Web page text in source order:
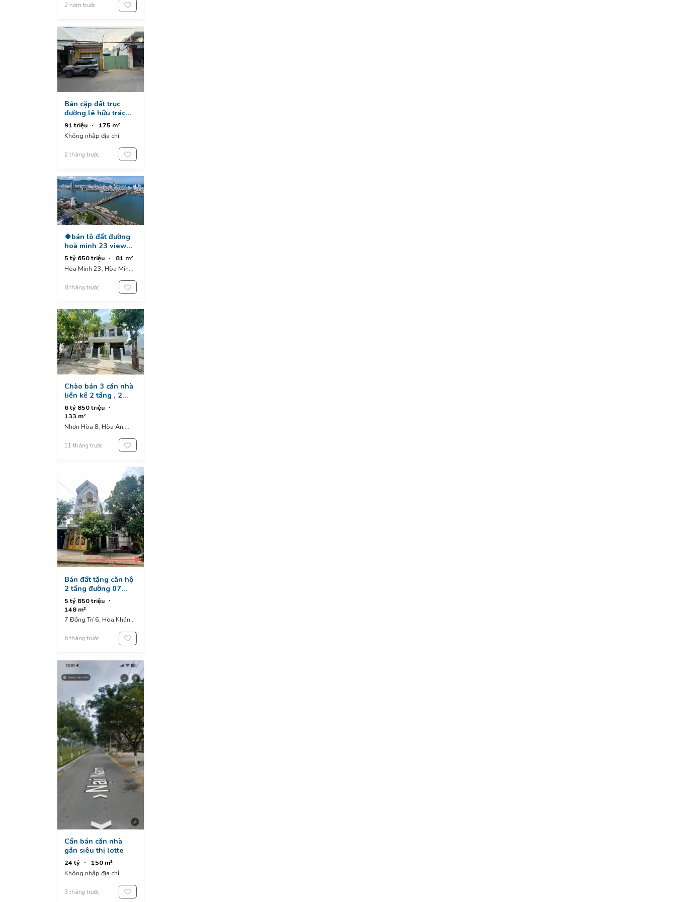
City, Hoa Hai, Ngũ Hành
Sơn, Da Nang, Vietnam
2 năm trước
Bán cặp đất trục
đường lê hữu trác
thông nguyễn văn
thoại - cách biển mỹ
khê vài phút đi xe
91 triệu
175 m²
Không nhập địa chỉ
2 tháng trước
🍀bán lô đất đường
hoà minh 23 view
trung tâm thương
mại. lên số nhà 08
5 tỷ 650 triệu
81 m²
Hòa Minh 23, Hòa Minh,
Vietnam
8 tháng trước
Chào bán 3 căn nhà
liền kề 2 tầng , 2
mặt tiền đường nhơn
hoà 8
6 tỷ 850 triệu
133 m²
Nhơn Hòa 8, Hòa An,
Nang, Vietnam
11 tháng trước
Bán đất tặng căn hộ
2 tầng đường 07
đồng trí 6
5 tỷ 850 triệu
148 m²
7 Đồng Trí 6, Hòa Khánh
Nang, Vietnam
6 tháng trước
Cần bán căn nhà
gần siêu thị lotte
24 tỷ
150 m²
Không nhập địa chỉ
3 tháng trước